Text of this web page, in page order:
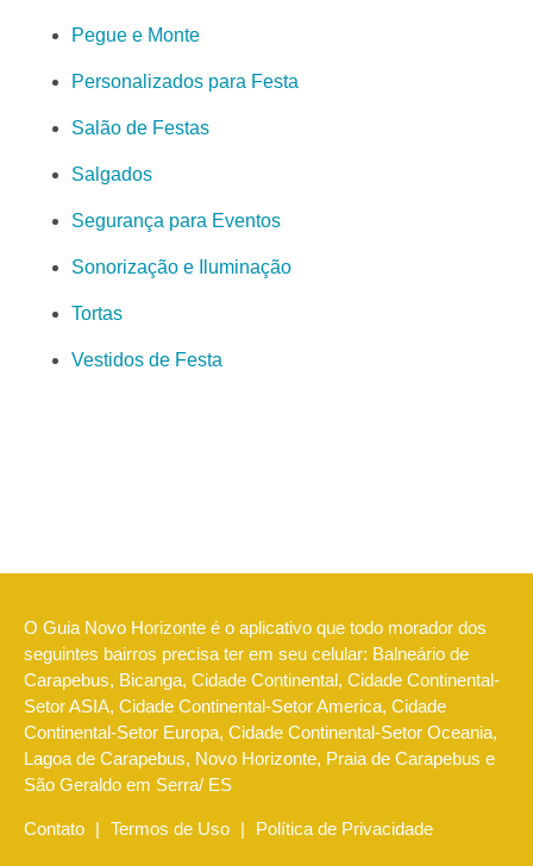
Pegue e Monte
Personalizados para Festa
Salão de Festas
Salgados
Segurança para Eventos
Sonorização e Iluminação
Tortas
Vestidos de Festa
O Guia Novo Horizonte é o aplicativo que todo morador dos
seguintes bairros precisa ter em seu celular: Balneário de
Carapebus, Bicanga, Cidade Continental, Cidade Continental-
Setor ASIA, Cidade Continental-Setor America, Cidade
Continental-Setor Europa, Cidade Continental-Setor Oceania,
Lagoa de Carapebus, Novo Horizonte, Praia de Carapebus e
São Geraldo em Serra/ ES
Contato | Termos de Uso | Política de Privacidade